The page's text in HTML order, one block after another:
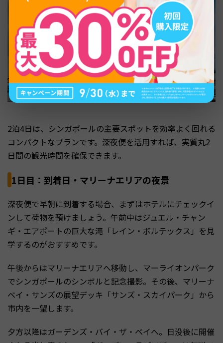
2泊4日は、シンガポールの主要スポットを効率よく回れる
コンパクトなプランです。深夜便を活用すれば、実質丸2
日間の観光時間を確保できます。
1日目：到着日・マリーナエリアの夜景
深夜便で早朝に到着する場合、まずはホテルにチェックイ
ンして荷物を預けましょう。午前中はジュエル・チャン
ギ・エアポートの巨大な滝「レイン・ボルテックス」を見
学するのがおすすめです。
午後からはマリーナエリアへ移動し、マーライオンパーク
でシンガポールのシンボルと記念撮影。その後、マリーナ
ベイ・サンズの展望デッキ「サンズ・スカイパーク」から
市内を一望します。
夕方以降はガーデンズ・バイ・ザ・ベイへ。日没後に開催